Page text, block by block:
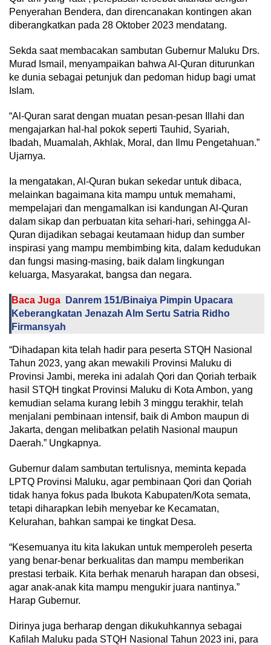
Penyerahan Bendera, dan direncanakan kontingen akan
diberangkatkan pada 28 Oktober 2023 mendatang.
Sekda saat membacakan sambutan Gubernur Maluku Drs.
Murad Ismail, menyampaikan bahwa Al-Quran diturunkan
ke dunia sebagai petunjuk dan pedoman hidup bagi umat
Islam.
“Al-Quran sarat dengan muatan pesan-pesan Illahi dan
mengajarkan hal-hal pokok seperti Tauhid, Syariah,
Ibadah, Muamalah, Akhlak, Moral, dan Ilmu Pengetahuan.”
Ujarnya.
Ia mengatakan, Al-Quran bukan sekedar untuk dibaca,
melainkan bagaimana kita mampu untuk memahami,
mempelajari dan mengamalkan isi kandungan Al-Quran
dalam sikap dan perbuatan kita sehari-hari, sehingga Al-
Quran dijadikan sebagai keutamaan hidup dan sumber
inspirasi yang mampu membimbing kita, dalam kedudukan
dan fungsi masing-masing, baik dalam lingkungan
keluarga, Masyarakat, bangsa dan negara.
Baca Juga
Danrem 151/Binaiya Pimpin Upacara
Keberangkatan Jenazah Alm Sertu Satria Ridho
Firmansyah
“Dihadapan kita telah hadir para peserta STQH Nasional
Tahun 2023, yang akan mewakili Provinsi Maluku di
Provinsi Jambi, mereka ini adalah Qori dan Qoriah terbaik
hasil STQH tingkat Provinsi Maluku di Kota Ambon, yang
kemudian selama kurang lebih 3 minggu terakhir, telah
menjalani pembinaan intensif, baik di Ambon maupun di
Jakarta, dengan melibatkan pelatih Nasional maupun
Daerah.” Ungkapnya.
Gubernur dalam sambutan tertulisnya, meminta kepada
LPTQ Provinsi Maluku, agar pembinaan Qori dan Qoriah
tidak hanya fokus pada Ibukota Kabupaten/Kota semata,
tetapi diharapkan lebih menyebar ke Kecamatan,
Kelurahan, bahkan sampai ke tingkat Desa.
“Kesemuanya itu kita lakukan untuk memperoleh peserta
yang benar-benar berkualitas dan mampu memberikan
prestasi terbaik. Kita berhak menaruh harapan dan obsesi,
agar anak-anak kita mampu mengukir juara nantinya.”
Harap Gubernur.
Dirinya juga berharap dengan dikukuhkannya sebagai
Kafilah Maluku pada STQH Nasional Tahun 2023 ini, para